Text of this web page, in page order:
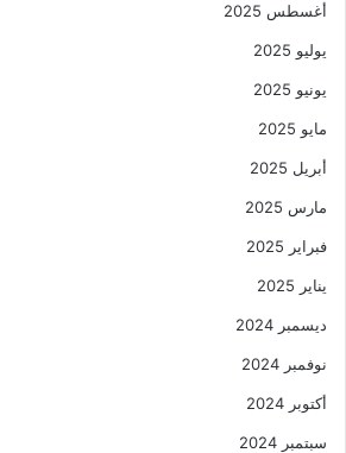
أغسطس 2025
يوليو 2025
يونيو 2025
مايو 2025
أبريل 2025
مارس 2025
فبراير 2025
يناير 2025
ديسمبر 2024
نوفمبر 2024
أكتوبر 2024
سبتمبر 2024